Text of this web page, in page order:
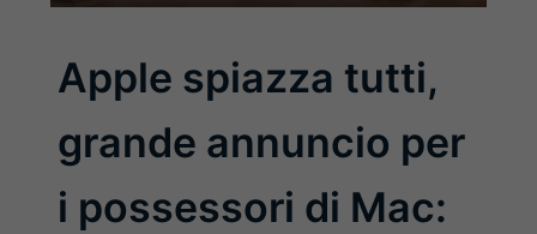
Apple spiazza tutti,
grande annuncio per
i possessori di Mac: